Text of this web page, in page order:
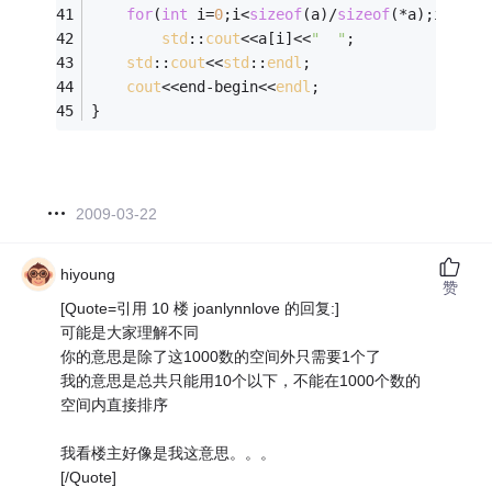
for(int i=0;i<sizeof(a)/sizeof(*a);i++)
std :: cout<<a[i]<<"  " ;
std :: cout<<std :: endl ;
cout<<end-begin<<endl ;
}
2009-03-22
hiyoung
[Quote=引用 10 楼 joanlynnlove 的回复:]
可能是大家理解不同
你的意思是除了这1000数的空间外只需要1个了
我的意思是总共只能用10个以下，不能在1000个数的
空间内直接排序
我看楼主好像是我这意思。。。
[/Quote]
赞